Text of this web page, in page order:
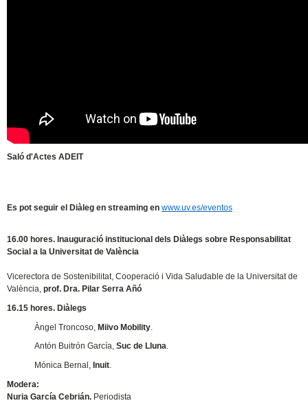
Saló d'Actes ADEIT
Es pot seguir el Diàleg en streaming enwww.uv.es/eventos
16.00 hores. Inauguració institucional dels Diàlegs sobre Responsabilitat
Social a la Universitat de València
Vicerectora de Sostenibilitat, Cooperació i Vida Saludable de la Universitat de
València, prof. Dra. Pilar Serra Añó
16.15 hores. Diàlegs
Àngel Troncoso,Miivo Mobility
Antón Buitrón García,Suc de Lluna.
Mónica Bernal, Inuit.
Modera:
Nuria García Cebrián. Periodista